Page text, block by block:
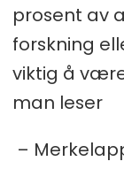
prosent av
forskning
viktig å
man leser
–